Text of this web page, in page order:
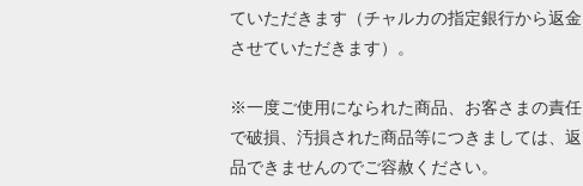
ていただきます（チャルカの指定銀行から返金
させていただきます）。
※一度ご使用になられた商品、お客さまの責任
で破損、汚損された商品等につきましては、返
品できませんのでご容赦ください。